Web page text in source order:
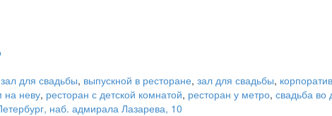
для свадьбы, выпускной в ресторане, зал для свадьбы,
на неву, ресторан с детской комнатой, ресторан у метро, свадьба во
наб. адмирала Лазарева, 10